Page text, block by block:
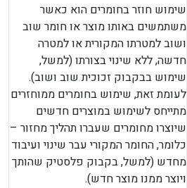
שימוש חוזר בחומרים הוא כאשר
משתמשים באותו מוצר או חומר שוב
ושוב למטרתו המקורית או למטרה
חדשה, ללא שינוי בצורתו (למשל,
שימוש בבקבוק זכוכית שוב ושוב).
לעומת זאת, שימוש בחומרים ממוחזרים
מתייחס לשימוש במוצרים חדשים
שיוצרו מחומרים שעברו תהליך מחזור –
כלומר, החומר המקורי עבר שינוי ועיבוד
מחדש (למשל, בקבוק פלסטיק שהותך
ויוצר ממנו מוצר חדש).